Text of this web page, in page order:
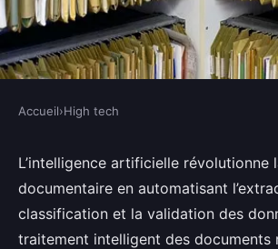
HIGH TECH
Traitement intelligent
documents : gagnez en
grâce à l'ia
Accueil›High tech
L’intelligence artificielle révolutionne
documentaire en automatisant
classification et la validation des
traitement intelligent des documents